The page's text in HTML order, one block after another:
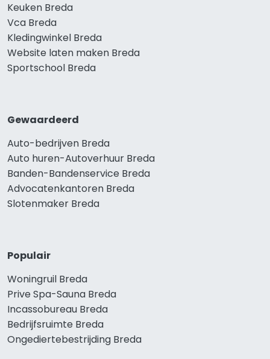
Keuken Breda
Vca Breda
Kledingwinkel Breda
Website laten maken Breda
Sportschool Breda
Gewaardeerd
Auto-bedrijven Breda
Auto huren-Autoverhuur Breda
Banden-Bandenservice Breda
Advocatenkantoren Breda
Slotenmaker Breda
Populair
Woningruil Breda
Prive Spa-Sauna Breda
Incassobureau Breda
Bedrijfsruimte Breda
Ongediertebestrijding Breda